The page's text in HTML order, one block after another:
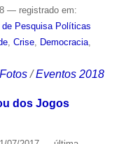
— registrado em:
de Pesquisa Políticas
, Crise, Democracia,
Fotos /Eventos 2018
dos Jogos